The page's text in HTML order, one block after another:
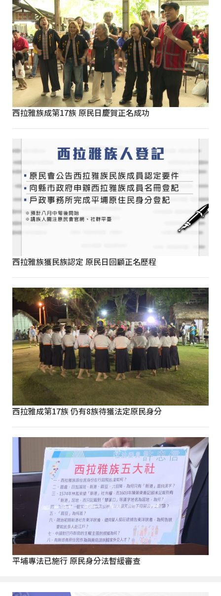
西拉雅族成第17族 原民日慶賀正名成功
西拉雅族獲民族認定 原民日回顧正名歷程
西拉雅成第17族 仍有8族待獲法定原民身分
平埔專法已施行 原民身分法暫緩審查